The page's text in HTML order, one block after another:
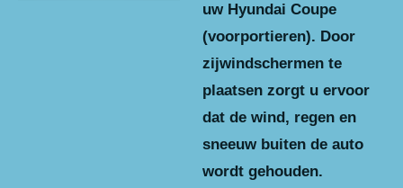
uw Hyundai Coupe
(voorportieren). Door
zijwindschermen te
plaatsen zorgt u ervoor
dat de wind, regen en
sneeuw buiten de auto
wordt gehouden.